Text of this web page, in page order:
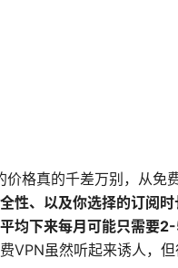
格真的千差万别，从免
性、以及你选择的订阅时
均下来每月可能只需要
VPN虽然听起来诱人，